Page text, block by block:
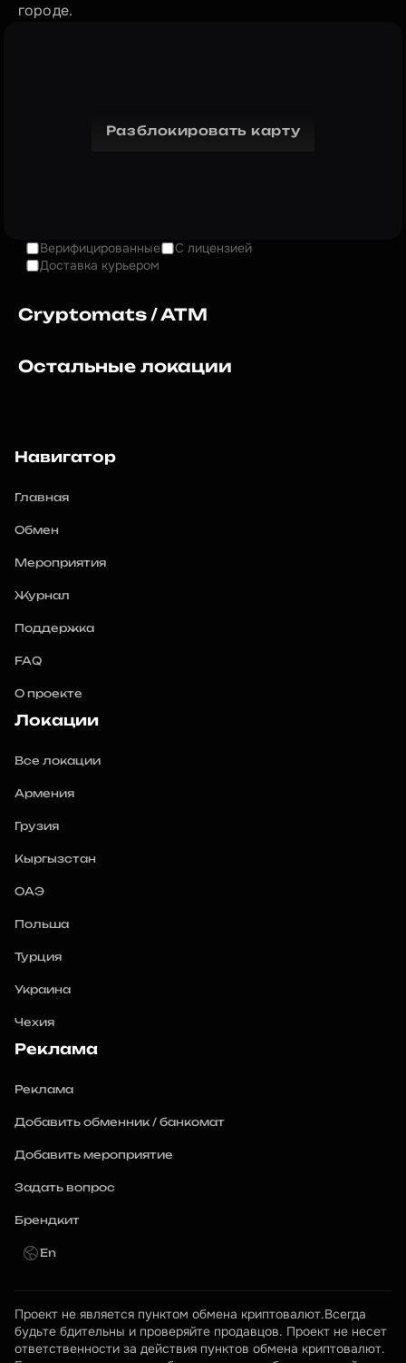
городе.
Разблокировать карту
Верифицированные
С лицензией
Доставка курьером
Cryptomats / ATM
Остальные локации
Навигатор
Главная
Обмен
Мероприятия
Журнал
Поддержка
FAQ
О проекте
Локации
Все локации
Армения
Грузия
Кыргызстан
ОАЭ
Польша
Турция
Украина
Чехия
Реклама
Реклама
Добавить обменник / банкомат
Добавить мероприятие
Задать вопрос
Брендкит
En
Проект не является пунктом обмена криптовалют.Всегда
будьте бдительны и проверяйте продавцов. Проект не несет
ответственности за действия пунктов обмена криптовалют.